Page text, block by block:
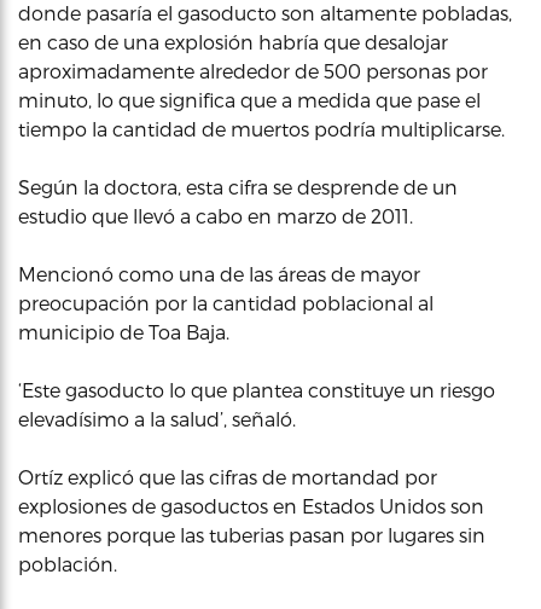
donde pasaría el gasoducto son altamente pobladas,
en caso de una explosión habría que desalojar
aproximadamente alrededor de 500 personas por
minuto, lo que significa que a medida que pase el
tiempo la cantidad de muertos podría multiplicarse.
Según la doctora, esta cifra se desprende de un
estudio que llevó a cabo en marzo de 2011.
Mencionó como una de las áreas de mayor
preocupación por la cantidad poblacional al
municipio de Toa Baja.
‘Este gasoducto lo que plantea constituye un riesgo
elevadísimo a la salud’, señaló.
Ortíz explicó que las cifras de mortandad por
explosiones de gasoductos en Estados Unidos son
menores porque las tuberias pasan por lugares sin
población.